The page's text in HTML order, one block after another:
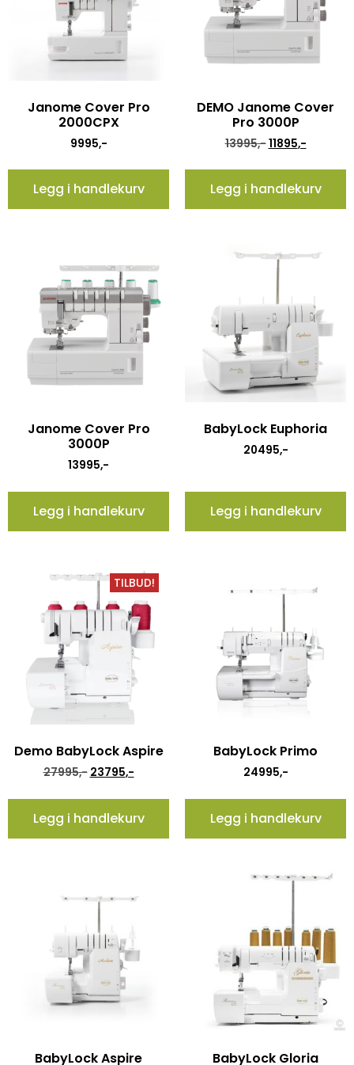
Janome Cover Pro
2000CPX
9995,-
Legg i handlekurv
DEMO Janome Cover
Pro 3000P
13995,-11895,-
Legg i handlekurv
Janome Cover Pro
3000P
13995,-
Legg i handlekurv
BabyLock Euphoria
20495,-
Legg i handlekurv
TILBUD!
Demo BabyLock Aspire
27995,- 23795,-
Legg i handlekurv
BabyLock Primo
24995,-
Legg i handlekurv
BabyLock Aspire BabyLock Gloria